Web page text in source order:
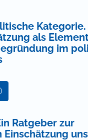
Kategorie.
als
im
Abonnent/innen oder
Ratgeber zur
Einschätzung